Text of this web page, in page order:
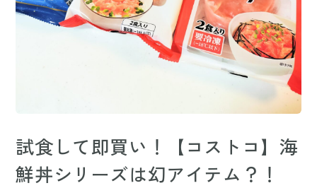
試食して即買い！【コストコ】海
鮮丼シリーズは幻アイテム？！